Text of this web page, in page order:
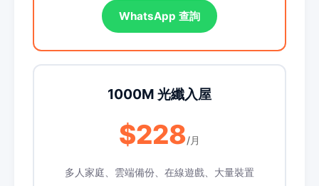
WhatsApp 查詢
1000M 光纖入屋
$228/月
多人家庭、雲端備份、在線遊戲、大量裝置